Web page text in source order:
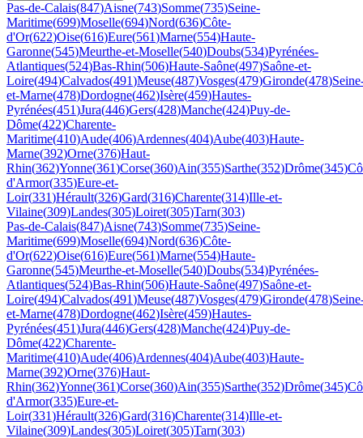
Pas-de-Calais(847)Aisne(743)Somme(735)Seine-
Maritime(699)Moselle(694)Nord(636)Côte-
d'Or(622)Oise(616)Eure(561)Marne(554)Haute-
Garonne(545)Meurthe-et-Moselle(540)Doubs(534)Pyrénées-
Atlantiques(524)Bas-Rhin(506)Haute-Saône(497)Saône-et-
Loire(494)Calvados(491)Meuse(487)Vosges(479)Gironde(478)
et-Marne(478)Dordogne(462)Isère(459)Hautes-
Pyrénées(451)Jura(446)Gers(428)Manche(424)Puy-de-
Dôme(422)Charente-
Maritime(410)Aude(406)Ardennes(404)Aube(403)Haute-
Marne(392)Orne(376)Haut-
Rhin(362)Yonne(361)Corse(360)Ain(355)Sarthe(352)Drôme(345)
d'Armor(335)Eure-et-
Loir(331)Hérault(326)Gard(316)Charente(314)Ille-et-
Vilaine(309)Landes(305)Loiret(305)Tarn(303)
Pas-de-Calais(847)Aisne(743)Somme(735)Seine-
Maritime(699)Moselle(694)Nord(636)Côte-
d'Or(622)Oise(616)Eure(561)Marne(554)Haute-
Garonne(545)Meurthe-et-Moselle(540)Doubs(534)Pyrénées-
Atlantiques(524)Bas-Rhin(506)Haute-Saône(497)Saône-et-
Loire(494)Calvados(491)Meuse(487)Vosges(479)Gironde(478)
et-Marne(478)Dordogne(462)Isère(459)Hautes-
Pyrénées(451)Jura(446)Gers(428)Manche(424)Puy-de-
Dôme(422)Charente-
Maritime(410)Aude(406)Ardennes(404)Aube(403)Haute-
Marne(392)Orne(376)Haut-
Rhin(362)Yonne(361)Corse(360)Ain(355)Sarthe(352)Drôme(345)
d'Armor(335)Eure-et-
Loir(331)Hérault(326)Gard(316)Charente(314)Ille-et-
Vilaine(309)Landes(305)Loiret(305)Tarn(303)